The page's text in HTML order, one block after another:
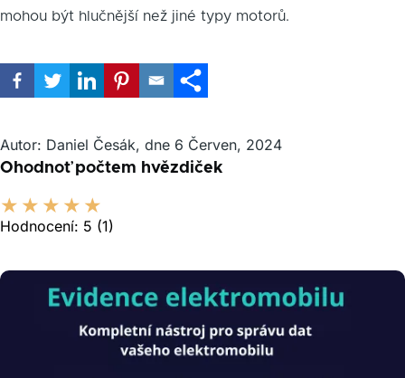
mohou být hlučnější než jiné typy motorů.
Autor: Daniel Česák, dne 6 Červen, 2024
Ohodnoť počtem hvězdiček
Hodnocení: 5 (1)
Obrázek